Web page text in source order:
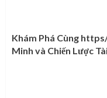
Khám Phá Cùng
Minh và Chiến Lược